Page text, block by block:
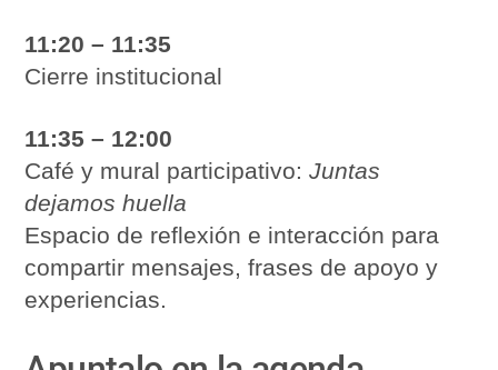
11:20 – 11:35
Cierre institucional
11:35 – 12:00
Café y mural participativo:Juntas
dejamos huella
Espacio de reflexión e interacción para
compartir mensajes, frases de apoyo y
experiencias.